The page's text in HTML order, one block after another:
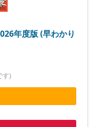
年度版 (早わかり
す)